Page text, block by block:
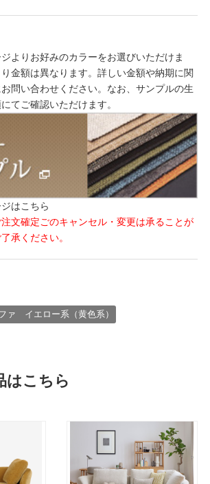
よりお好みのカラーをお選びいただけま
金額は異なります。詳しい金額や納期に関
問い合わせください。なお、サンプルの生
てご確認いただけます。
はこちら
文確定ごのキャンセル・変更は承ることが
承ください。
ァ イエロー系（黄色系）
はこちら